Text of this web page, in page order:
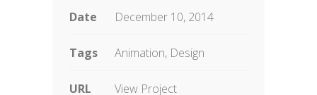
Date December 10, 2014
Tags Animation, Design
URL View Project